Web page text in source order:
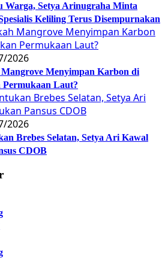
Warga, Setya Arinugraha Minta
Keliling Terus Disempurnakan
2026
Menyimpan Karbon di
Permukaan Laut?
2026
Brebes Selatan, Setya Ari Kawal
CDOB